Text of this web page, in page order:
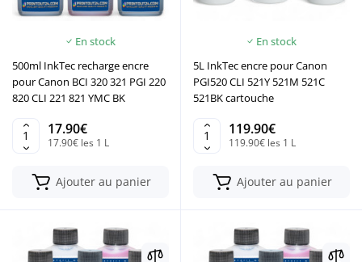
En stock
500ml InkTec recharge encre
pour Canon BCI 320 321 PGI 220
820 CLI 221 821 YMC BK
17.90€
17.90€ les 1 L
Ajouter au panier
En stock
5L InkTec encre pour Canon
PGI520 CLI 521Y 521M 521C
521BK cartouche
119.90€
119.90€ les 1 L
Ajouter au panier